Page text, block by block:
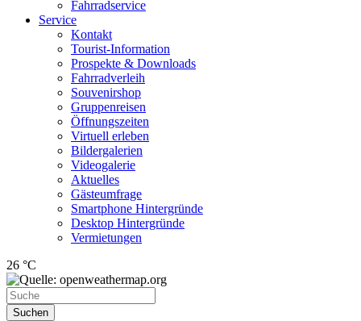
Fahrradservice
Service
Kontakt
Tourist-Information
Prospekte & Downloads
Fahrradverleih
Souvenirshop
Gruppenreisen
Öffnungszeiten
Virtuell erleben
Bildergalerien
Videogalerie
Aktuelles
Gästeumfrage
Smartphone Hintergründe
Desktop Hintergründe
Vermietungen
26 °C
Suchen